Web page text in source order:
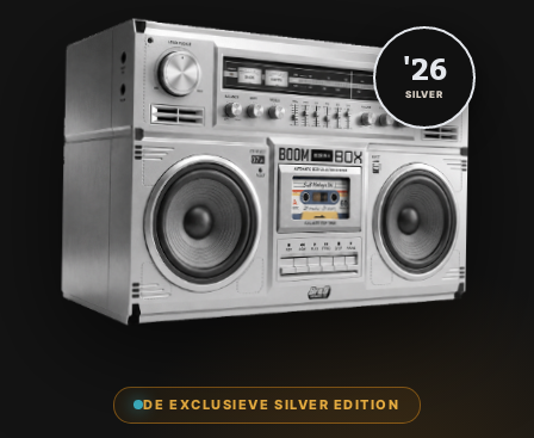
DE EXCLUSIEVE SILVER EDITION
'26
SILVER